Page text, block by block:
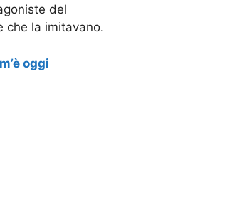
del
che la imitavano.
oggi